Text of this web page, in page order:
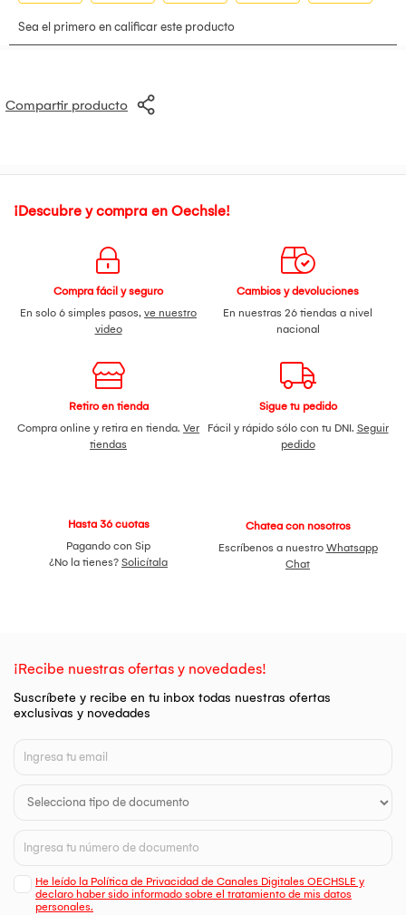
Compartir producto
¡Descubre y compra en Oechsle!
Compra fácil y seguro
En solo 6 simples pasos, ve nuestro
video
Cambios y devoluciones
En nuestras 26 tiendas a nivel
nacional
Retiro en tienda
Compra online y retira en tienda. Ver
tiendas
Sigue tu pedido
Fácil y rápido sólo con tu DNI. Seguir
pedido
Hasta 36 cuotas
Pagando con Sip
¿No la tienes? Solicítala
Chatea con nosotros
Escríbenos a nuestro Whatsapp
Chat
¡Recibe nuestras ofertas y novedades!
Suscríbete y recibe en tu inbox todas nuestras ofertas
exclusivas y novedades
He leído la Política de Privacidad de Canales Digitales OECHSLE y
declaro haber sido informado sobre el tratamiento de mis datos
personales.